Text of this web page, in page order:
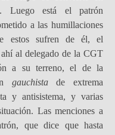
Luego está el patrón
a las humillaciones
estos sufren de él, el
al delegado de la CGT
a su terreno, el de la
gauchistade extrema
y antisistema, y varias
Las menciones a
que dice que hasta